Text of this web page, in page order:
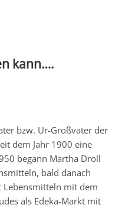
kann….
bzw. Ur-Großvater der
dem Jahr 1900 eine
begann Martha Droll
bald danach
mit dem
als Edeka-Markt mit